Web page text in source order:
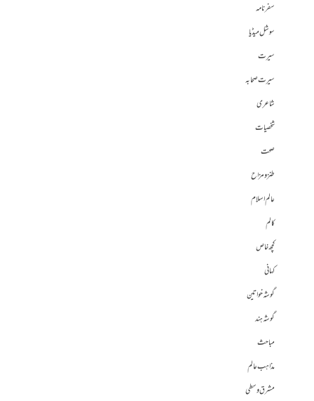
سفرنامہ
سوشل میڈیا
سیرت
سیرت صحابہ
شاعری
شخصیات
صحت
طنز و مزاح
عالم اسلام
کالم
کچھ خاص
کہانی
گوشہ خواتین
گوشہ ہند
مباحث
مذاہب عالم
مشرق وسطی